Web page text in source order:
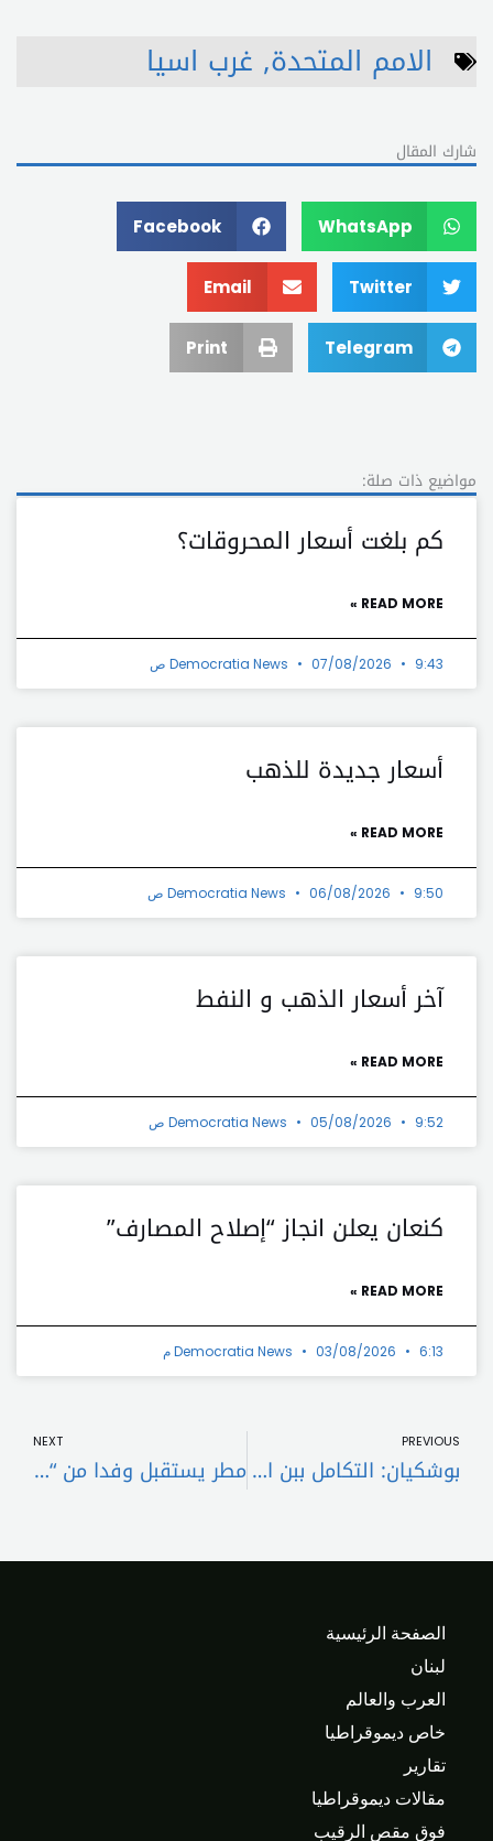
الامم المتحدة, غرب اسيا
شارك المقال
WhatsApp
Facebook
Twitter
Email
Telegram
Print
مواضيع ذات صلة:
كم بلغت أسعار المحروقات؟
READ MORE »
Democratia News 07/08/2026 9:43 ص
أسعار جديدة للذهب
READ MORE »
Democratia News 06/08/2026 9:50 ص
آخر أسعار الذهب و النفط
READ MORE »
Democratia News 05/08/2026 9:52 ص
كنعان يعلن انجاز “إصلاح المصارف”
READ MORE »
Democratia News 03/08/2026 6:13 م
PREVIOUS
بوشكيان: التكامل ببن الصناعي والعامل سر نجاح لقاء التقدير والموهبة
NEXT
مطر يستقبل وفدا من “تجمع مالكي الابنية المؤجرة”
الصفحة الرئيسية
لبنان
العرب والعالم
خاص ديموقراطيا
تقارير
مقالات ديموقراطيا
فوق مقص الرقيب